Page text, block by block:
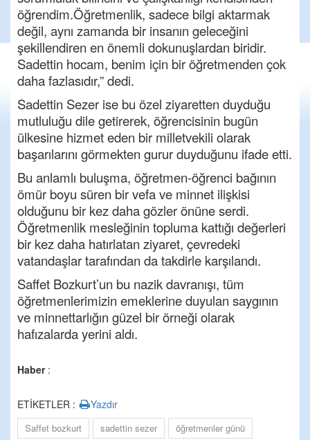
öğrendim.Öğretmenlik, sadece bilgi aktarmak
değil, aynı zamanda bir insanın geleceğini
şekillendiren en önemli dokunuşlardan biridir.
Sadettin hocam, benim için bir öğretmenden çok
daha fazlasıdır,” dedi.
Sadettin Sezer ise bu özel ziyaretten duyduğu
mutluluğu dile getirerek, öğrencisinin bugün
ülkesine hizmet eden bir milletvekili olarak
başarılarını görmekten gurur duyduğunu ifade etti.
Bu anlamlı buluşma, öğretmen-öğrenci bağının
ömür boyu süren bir vefa ve minnet ilişkisi
olduğunu bir kez daha gözler önüne serdi.
Öğretmenlik mesleğinin topluma kattığı değerleri
bir kez daha hatırlatan ziyaret, çevredeki
vatandaşlar tarafından da takdirle karşılandı.
Saffet Bozkurt’un bu nazik davranışı, tüm
öğretmenlerimizin emeklerine duyulan saygının
ve minnettarlığın güzel bir örneği olarak
hafızalarda yerini aldı.
Haber:
ETİKETLER : Yazdır
Saffet bozkurt sadettin sezer öğretmenler günü